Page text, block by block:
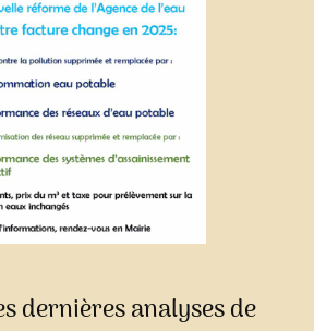
dernières analyses de